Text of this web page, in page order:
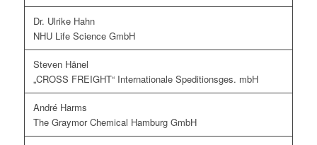
Dr. Ulrike Hahn
NHU Life Science GmbH
Steven Hänel
„CROSS FREIGHT“ Internationale Speditionsges. mbH
André Harms
The Graymor Chemical Hamburg GmbH